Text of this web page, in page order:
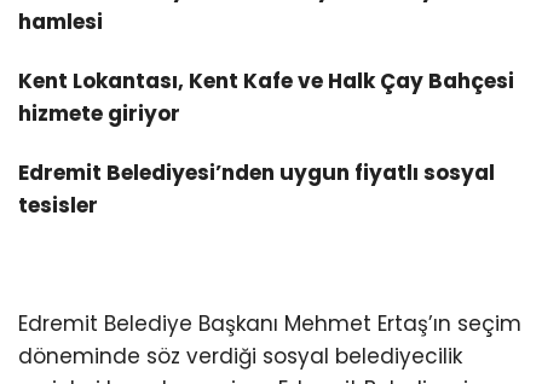
hamlesi
Kent Lokantası, Kent Kafe ve Halk Çay Bahçesi
hizmete giriyor
Edremit Belediyesi’nden uygun fiyatlı sosyal
tesisler
Edremit Belediye Başkanı Mehmet Ertaş’ın seçim
döneminde söz verdiği sosyal belediyecilik